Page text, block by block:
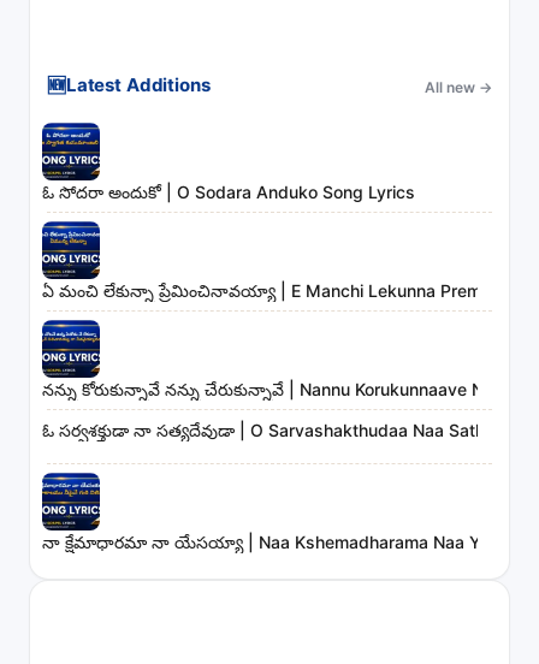
🆕Latest Additions All new →
ఓ సోదరా అందుకో | O Sodara Anduko Song Lyrics
ఏ మంచి లేకున్నా ప్రేమించినావయ్యా | E Manchi Lekunna
నన్ను కోరుకున్నావే నన్ను చేరుకున్నావే | Nannu Korukunnaave Nannu
ఓ సర్వశక్తుడా నా సత్యదేవుడా | O Sarvashakthudaa Naa
నా క్షేమాధారమా నా యేసయ్యా | Naa Kshemadharama Naa Yesayya